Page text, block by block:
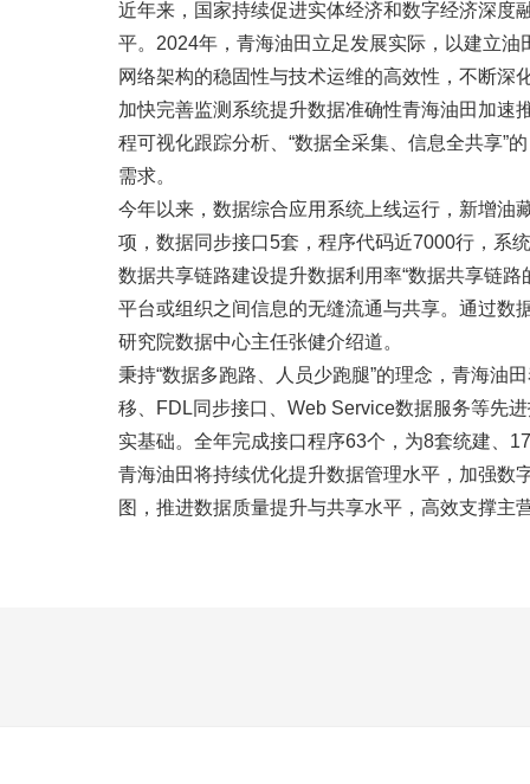
近年来，国家持续促进实体经济和数字经济深度
平。2024年，青海油田立足发展实际，以建立油
网络架构的稳固性与技术运维的高效性，不断深
加快完善监测系统提升数据准确性青海油田加速
程可视化跟踪分析、“数据全采集、信息全共享”
需求。
今年以来，数据综合应用系统上线运行，新增油
项，数据同步接口5套，程序代码近7000行，系
数据共享链路建设提升数据利用率“数据共享链
平台或组织之间信息的无缝流通与共享。通过数
研究院数据中心主任张健介绍道。
秉持“数据多跑路、人员少跑腿”的理念，青海油
移、FDL同步接口、Web Service数据服务等先
实基础。全年完成接口程序63个，为8套统建、
青海油田将持续优化提升数据管理水平，加强数
图，推进数据质量提升与共享水平，高效支撑主